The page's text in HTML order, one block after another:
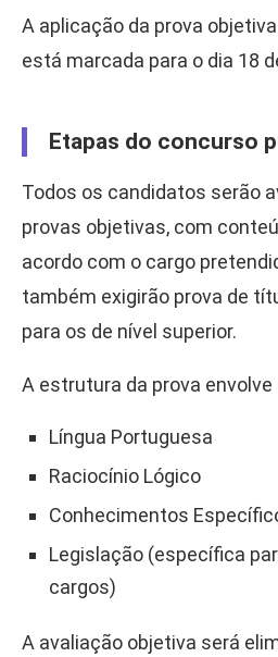
A aplicação da prova
está marcada para o dia 18
Etapas do concurso
Todos os candidatos serão
provas objetivas, com
acordo com o cargo
também exigirão prova de
para os de nível superior.
A estrutura da prova
Língua Portuguesa
Raciocínio Lógico
Conhecimentos
Legislação (específica
cargos)
A avaliação objetiva será